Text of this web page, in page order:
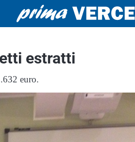
estratti
euro.